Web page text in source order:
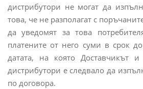
дистрибутори не могат да
това, че не разполагат с
да уведомят за това
платените от него суми в срок
датата, на която Доставчикът
дистрибутори е следвало да
по договора.